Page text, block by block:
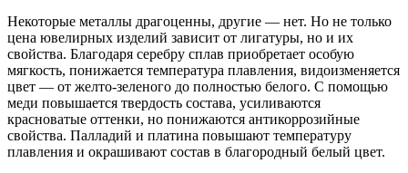
Некоторые металлы драгоценны, другие — нет. Но не только
цена ювелирных изделий зависит от лигатуры, но и их
свойства. Благодаря серебру сплав приобретает особую
мягкость, понижается температура плавления, видоизменяется
цвет — от желто-зеленого до полностью белого. С помощью
меди повышается твердость состава, усиливаются
красноватые оттенки, но понижаются антикоррозийные
свойства. Палладий и платина повышают температуру
плавления и окрашивают состав в благородный белый цвет.